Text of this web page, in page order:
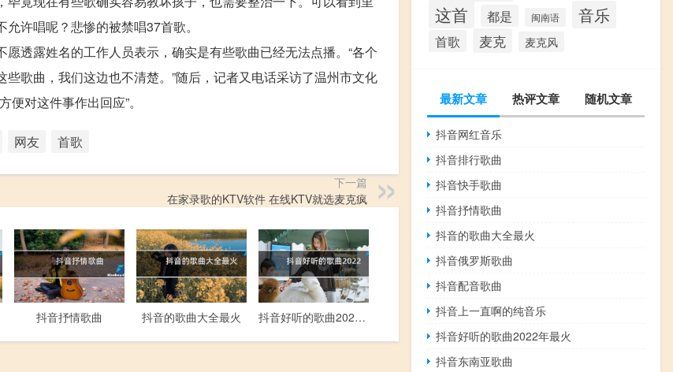
许唱呢？悲惨的被禁唱37首歌。
露姓名的工作人员表示，确实是有些歌曲已经无法点播。“各个
歌曲，我们这边也不清楚。”随后，记者又电话采访了温州市文化
对这件事作出回应”。
网友 首歌
下一篇
在家录歌的KTV软件 在线KTV就选麦克疯
抖音抒情歌曲 抖音的歌曲大全最火 抖音好听的歌曲2022年最火
这首 都是 闽南语 音乐
首歌 麦克 麦克风
最新文章 热评文章 随机文章
抖音网红音乐
抖音排行歌曲
抖音快手歌曲
抖音抒情歌曲
抖音的歌曲大全最火
抖音俄罗斯歌曲
抖音配音歌曲
抖音上一直啊的纯音乐
抖音好听的歌曲2022年最火
抖音东南亚歌曲